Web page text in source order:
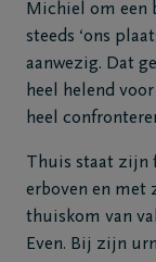
Michiel om een
steeds ‘ons
aanwezig. Dat
heel helend
heel
Thuis staat zijn
erboven en met
thuiskom van
Even. Bij zijn